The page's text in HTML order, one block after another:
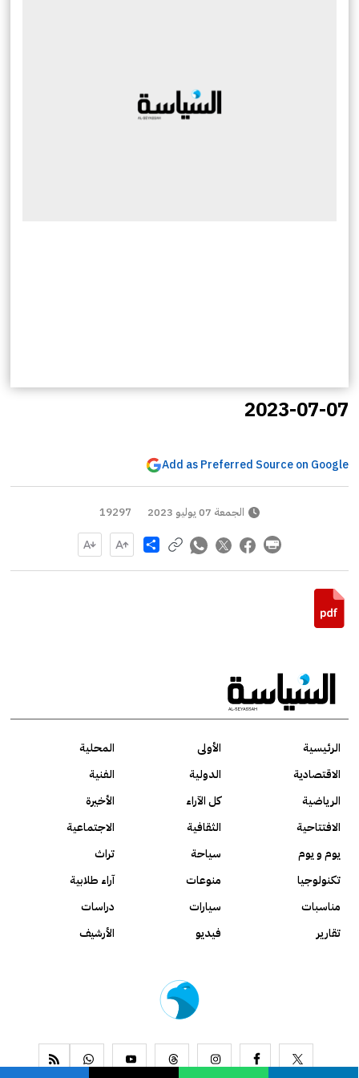
2023-07-07
Add as Preferred Source on Google
الجمعة 07 يوليو 2023 19297
Share
الرئيسية الأولى
المحلية
الاقتصادية
الدولية
الفنية
الرياضية
كل الآراء
الأخيرة
الافتتاحية
الثقافية
الاجتماعية
يوم و يوم
سياحة
تراث
تكنولوجيا
منوعات
آراء طلابية
مناسبات
سيارات
دراسات
تقارير
فيديو الأرشيف